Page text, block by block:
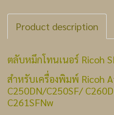
Product description
ตลับหมึกโทนเนอร์ Ricoh
สำหรับเครื่องพิมพ์ Ricoh
C250DN/C250SF/
C261SFNw